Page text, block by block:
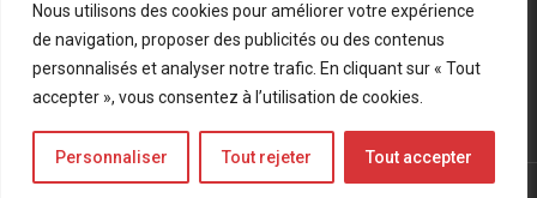
Nous utilisons des cookies pour améliorer votre expérience
de navigation, proposer des publicités ou des contenus
personnalisés et analyser notre trafic. En cliquant sur « Tout
accepter », vous consentez à l’utilisation de cookies.
Personnaliser Tout rejeter Tout accepter
Mentions légales Politique de confidentialité
Bluesky
LinkedIn
Twitter
© Forces Operations Blog - 2022